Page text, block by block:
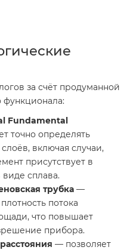
за счёт продуманной
Fundamental
точно определять
включая случаи,
присутствует в
виде сплава.
трубка —
потока
что повышает
прибора.
— позволяет